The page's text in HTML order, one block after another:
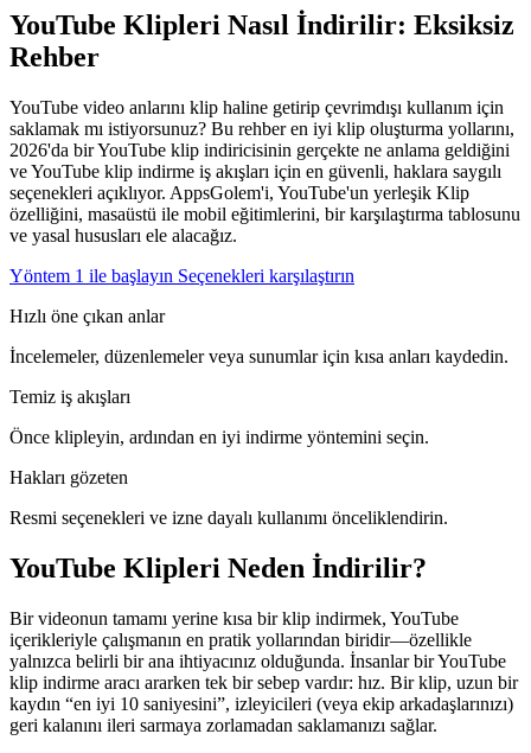
YouTube Klipleri Nasıl İndirilir: Eksiksiz
Rehber
YouTube video anlarını klip haline getirip çevrimdışı kullanım için
saklamak mı istiyorsunuz? Bu rehber en iyi klip oluşturma yollarını,
2026'da bir YouTube klip indiricisinin gerçekte ne anlama geldiğini
ve YouTube klip indirme iş akışları için en güvenli, haklara saygılı
seçenekleri açıklıyor. AppsGolem'i, YouTube'un yerleşik Klip
özelliğini, masaüstü ile mobil eğitimlerini, bir karşılaştırma tablosunu
ve yasal hususları ele alacağız.
Yöntem 1 ile başlayın Seçenekleri karşılaştırın
Hızlı öne çıkan anlar
İncelemeler, düzenlemeler veya sunumlar için kısa anları kaydedin.
Temiz iş akışları
Önce klipleyin, ardından en iyi indirme yöntemini seçin.
Hakları gözeten
Resmi seçenekleri ve izne dayalı kullanımı önceliklendirin.
YouTube Klipleri Neden İndirilir?
Bir videonun tamamı yerine kısa bir klip indirmek, YouTube
içerikleriyle çalışmanın en pratik yollarından biridir—özellikle
yalnızca belirli bir ana ihtiyacınız olduğunda. İnsanlar bir YouTube
klip indirme aracı ararken tek bir sebep vardır: hız. Bir klip, uzun bir
kaydın “en iyi 10 saniyesini”, izleyicileri (veya ekip arkadaşlarınızı)
geri kalanını ileri sarmaya zorlamadan saklamanızı sağlar.